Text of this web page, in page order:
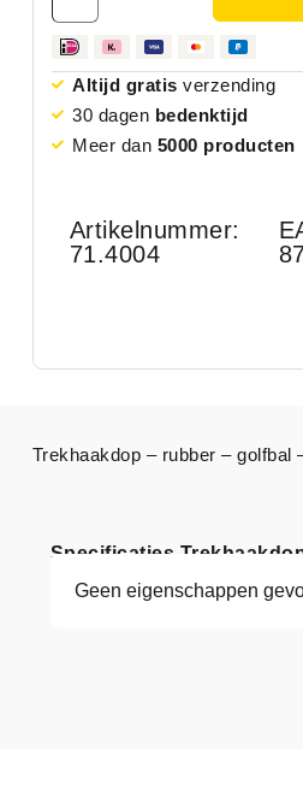
Altijd gratis verzending
30 dagen bedenktijd
Meer dan 5000 producten
Artikelnummer:
71.4004
Specificaties
Geen eigenschappen
Trekhaakdop – rubber – golfbal